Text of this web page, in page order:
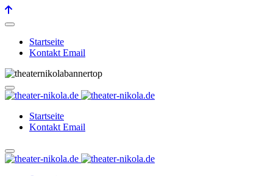
Startseite
Kontakt Email
Startseite
Kontakt Email